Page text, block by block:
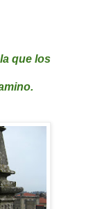
que los